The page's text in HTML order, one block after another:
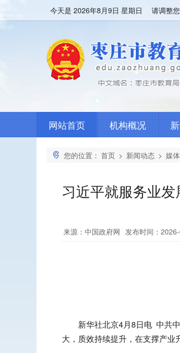
今天是 2026年8月9日 星期日 请调整您
网站首页 机构概况
您的位置： 首页 > 新闻动态 > 媒
习近平就服务业
来源：中国政府网 发布时间：
新华社北京4月8日电 中共
大，质效持续提升，在支撑产业